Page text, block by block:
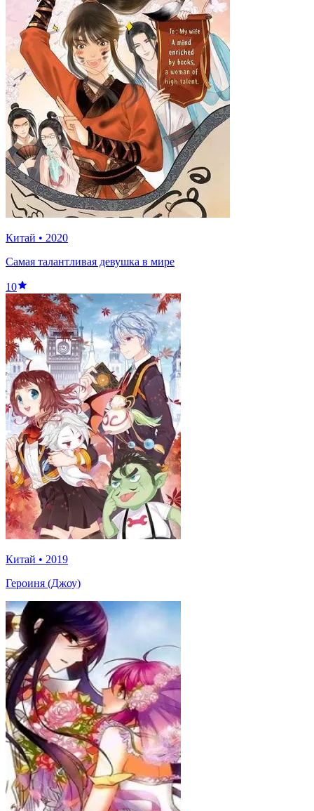
Китай • 2020
Самая талантливая девушка в мире
10
Китай • 2019
Героиня (Джоу)